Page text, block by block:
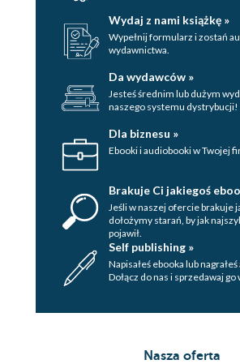
Wydaj z nami książkę »
Wypełnij formularz i zostań
wydawnictwa.
Da wydawców »
Jesteś średnim lub dużym
naszego systemu dystrybucji!
Dla biznesu »
Ebooki i audiobooki w Twojej
Brakuje Ci jakiegoś
Jeśli w naszej ofercie brakuje
dołożymy starań, by jak
pojawił.
Self publishing »
Napisałeś ebooka lub
Dołącz do nas i sprzedawaj
Nasza oferta